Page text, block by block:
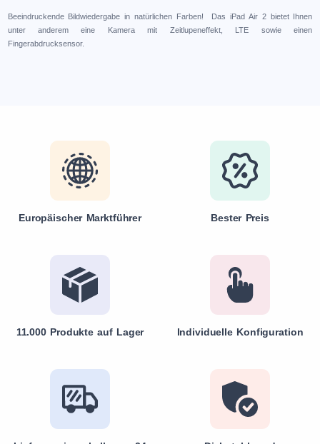
Beeindruckende Bildwiedergabe in natürlichen Farben! Das iPad Air 2 bietet Ihnen
unter anderem eine Kamera mit Zeitlupeneffekt, LTE sowie einen
Fingerabdrucksensor.
Europäischer Marktführer Bester Preis
11.000 Produkte auf Lager Individuelle Konfiguration